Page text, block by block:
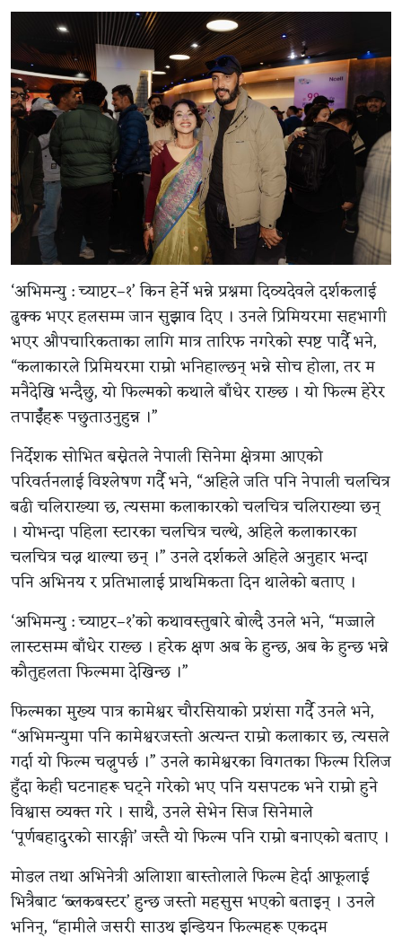
‘अभिमन्यु : च्याप्टर–१’ किन हेर्ने भन्ने प्रश्नमा दिव्यदेवले दर्शकलाई
ढुक्क भएर हलसम्म जान सुझाव दिए । उनले प्रिमियरमा सहभागी
भएर औपचारिकताका लागि मात्र तारिफ नगरेको स्पष्ट पार्दै भने,
“कलाकारले प्रिमियरमा राम्रो भनिहाल्छन् भन्ने सोच होला, तर म
मनैदेखि भन्दैछु, यो फिल्मको कथाले बाँधेर राख्छ । यो फिल्म हेरेर
तपाईँहरू पछुताउनुहुन्न ।”
निर्देशक सोभित बस्नेतले नेपाली सिनेमा क्षेत्रमा आएको
परिवर्तनलाई विश्लेषण गर्दै भने, “अहिले जति पनि नेपाली चलचित्र
बढी चलिराख्या छ, त्यसमा कलाकारको चलचित्र चलिराख्या छन्
। योभन्दा पहिला स्टारका चलचित्र चल्थे, अहिले कलाकारका
चलचित्र चल्न थाल्या छन् ।” उनले दर्शकले अहिले अनुहार भन्दा
पनि अभिनय र प्रतिभालाई प्राथमिकता दिन थालेको बताए ।
‘अभिमन्यु : च्याप्टर–१’को कथावस्तुबारे बोल्दै उनले भने, “मज्जाले
लास्टसम्म बाँधेर राख्छ । हरेक क्षण अब के हुन्छ, अब के हुन्छ भन्ने
कौतुहलता फिल्ममा देखिन्छ ।”
फिल्मका मुख्य पात्र कामेश्वर चौरसियाको प्रशंसा गर्दै उनले भने,
“अभिमन्युमा पनि कामेश्वरजस्तो अत्यन्त राम्रो कलाकार छ, त्यसले
गर्दा यो फिल्म चल्नुपर्छ ।” उनले कामेश्वरका विगतका फिल्म रिलिज
हुँदा केही घटनाहरू घट्ने गरेको भए पनि यसपटक भने राम्रो हुने
विश्वास व्यक्त गरे । साथै, उनले सेभेन सिज सिनेमाले
‘पूर्णबहादुरको सारङ्गी’ जस्तै यो फिल्म पनि राम्रो बनाएको बताए ।
मोडल तथा अभिनेत्री अलिाशा बास्तोलाले फिल्म हेर्दा आफूलाई
भित्रैबाट ‘ब्लकबस्टर’ हुन्छ जस्तो महसुस भएको बताइन् । उनले
भनिन्, “हामीले जसरी साउथ इन्डियन फिल्महरू एकदम